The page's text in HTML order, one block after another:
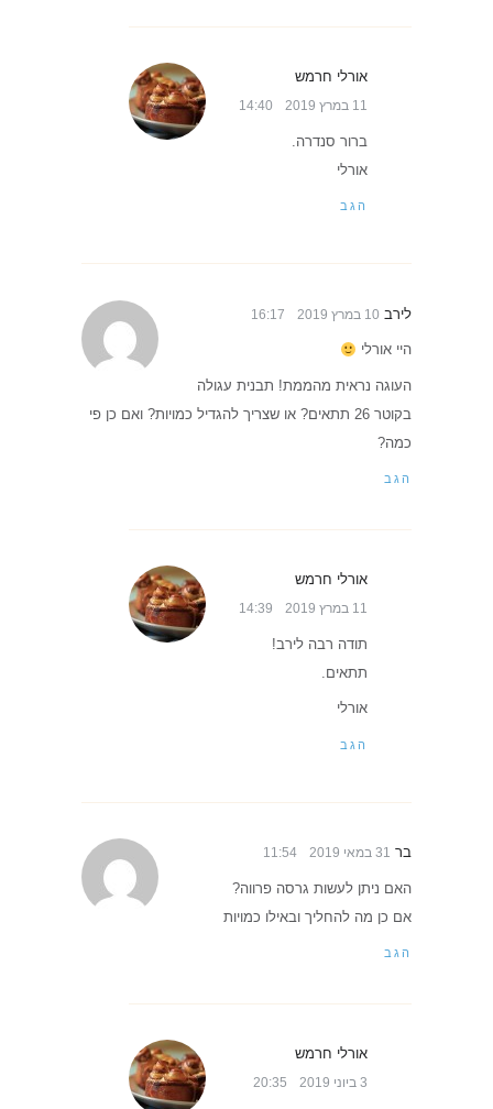
אורלי חרמש
11 במרץ 2019 14:40
ברור סנדרה.
אורלי
הגב
לירב 10 במרץ 2019 16:17
היי אורלי
העוגה נראית מהממת! תבנית עגולה
בקוטר 26 תתאים? או שצריך להגדיל כמויות? ואם כן פי
כמה?
הגב
אורלי חרמש
11 במרץ 2019 14:39
תודה רבה לירב!
תתאים.
אורלי
הגב
בר 31 במאי 2019 11:54
האם ניתן לעשות גרסה פרווה?
אם כן מה להחליך ובאילו כמויות
הגב
אורלי חרמש
3 ביוני 2019 20:35